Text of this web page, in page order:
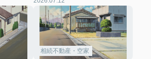
相続不動産・空家